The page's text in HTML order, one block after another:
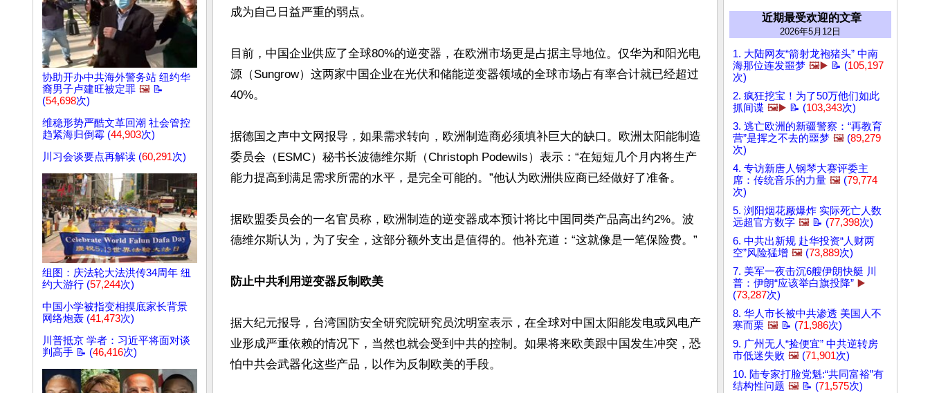
协助开办中共海外警务站 纽约华
裔男子卢建旺被定罪 🖼️ 📝
(54,698次)
维稳形势严酷文革回潮 社会管控
趋紧海归倒霉 (44,903次)
川习会谈要点再解读 (60,291次)
组图：庆法轮大法洪传34周年 纽
约大游行 (57,244次)
中国小学被指变相摸底家长背景
网络炮轰 (41,473次)
川普抵京 学者：习近平将面对谈
判高手 📝 (46,416次)
成为自己日益严重的弱点。
目前，中国企业供应了全球80%的逆变器，在欧洲市场更是占据主导地位。仅华为和阳光电
源（Sungrow）这两家中国企业在光伏和储能逆变器领域的全球市场占有率合计就已经超过
40%。
据德国之声中文网报导，如果需求转向，欧洲制造商必须填补巨大的缺口。欧洲太阳能制造
委员会（ESMC）秘书长波德维尔斯（Christoph Podewils）表示：“在短短几个月内将生产
能力提高到满足需求所需的水平，是完全可能的。”他认为欧洲供应商已经做好了准备。
据欧盟委员会的一名官员称，欧洲制造的逆变器成本预计将比中国同类产品高出约2%。波
德维尔斯认为，为了安全，这部分额外支出是值得的。他补充道：“这就像是一笔保险费。”
防止中共利用逆变器反制欧美
据大纪元报导，台湾国防安全研究院研究员沈明室表示，在全球对中国太阳能发电或风电产
业形成严重依赖的情况下，当然也就会受到中共的控制。如果将来欧美跟中国发生冲突，恐
怕中共会武器化这些产品，以作为反制欧美的手段。
近期最受欢迎的文章
2026年5月12日
1. 大陆网友“箭射龙袍猪头” 中南
海那位连发噩梦 🖼️▶️ 📝 (105,197
次)
2. 疯狂挖宝！为了50万他们如此
抓间谍 🖼️▶️ 📝 (103,343次)
3. 逃亡欧洲的新疆警察：“再教育
营”是挥之不去的噩梦 🖼️ (89,279
次)
4. 专访新唐人钢琴大赛评委主
席：传统音乐的力量 🖼️ (79,774
次)
5. 浏阳烟花厰爆炸 实际死亡人数
远超官方数字 🖼️ 📝 (77,398次)
6. 中共出新规 赴华投资“人财两
空”风险猛增 🖼️ (73,889次)
7. 美军一夜击沉6艘伊朗快艇 川
普：伊朗“应该举白旗投降” ▶️
(73,287次)
8. 华人市长被中共渗透 美国人不
寒而栗 🖼️ 📝 (71,986次)
9. 广州无人“捡便宜” 中共逆转房
市低迷失败 🖼️ (71,901次)
10. 陆专家打脸党魁:“共同富裕”有
结构性问题 🖼️ 📝 (71,575次)